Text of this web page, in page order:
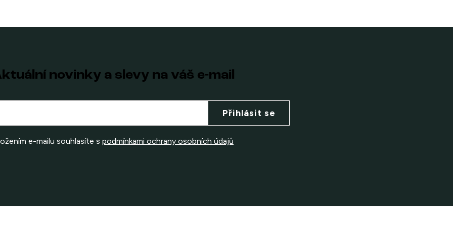
novinky a slevy na váš e-mail
e-mailu souhlasíte s podmínkami ochrany osobních údajů
Přihlásit se